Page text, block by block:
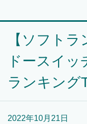
【ソフト
ドースイッ
ランキング
2022年10月21日